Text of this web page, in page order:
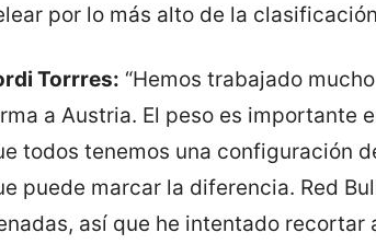
por lo más alto de la
Torrres: “Hemos trabajado
a Austria. El peso es importante
todos tenemos una configuración
puede marcar la diferencia. Red
así que he intentado recortar